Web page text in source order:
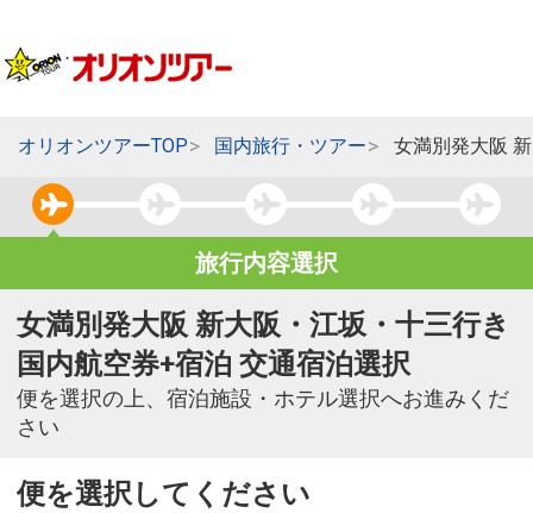
オリオンツアーTOP 国内旅行・ツアー 女満別発大阪
旅行内容選択
女満別発大阪 新大阪・江坂・十三行き
国内航空券+宿泊 交通宿泊選択
便を選択の上、宿泊施設・ホテル選択へお進みくだ
さい
便を選択してください